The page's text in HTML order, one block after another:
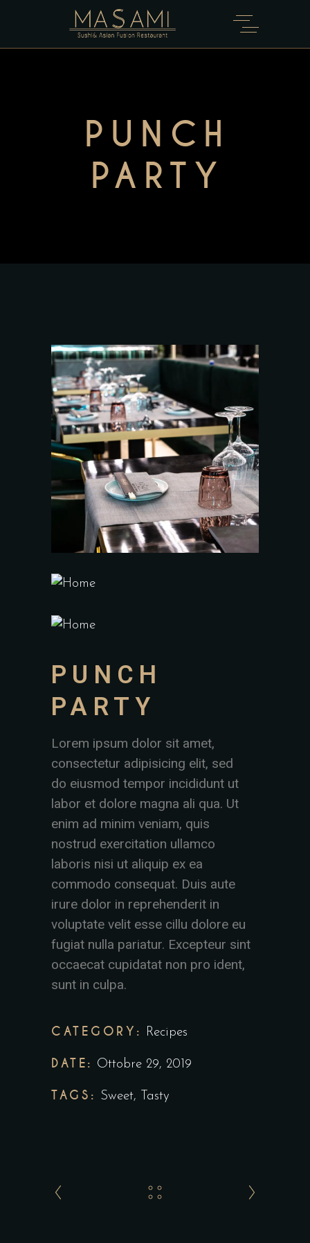
PUNCH
PARTY
PUNCH
PARTY
Lorem ipsum dolor sit amet,
consectetur adipisicing elit, sed
do eiusmod tempor incididunt ut
labor et dolore magna ali qua. Ut
enim ad minim veniam, quis
nostrud exercitation ullamco
laboris nisi ut aliquip ex ea
commodo consequat. Duis aute
irure dolor in reprehenderit in
voluptate velit esse cillu dolore eu
fugiat nulla pariatur. Excepteur sint
occaecat cupidatat non pro ident,
sunt in culpa.
CATEGORY: Recipes
DATE: Ottobre 29, 2019
TAGS: Sweet, Tasty